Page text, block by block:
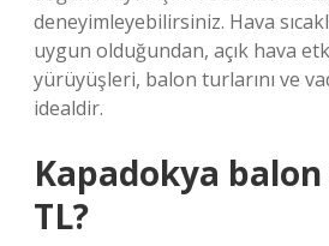
deneyimleyebilirsiniz. Hava
uygun olduğundan, açık hava
yürüyüşleri, balon turlarını ve
idealdir.
Kapadokya
TL?